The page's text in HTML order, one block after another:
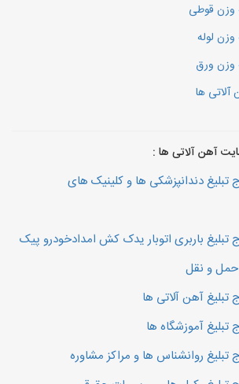
وزن قوطی
وزن لوله
وزن ورق
آلاتی ها
آهن آلاتی ها :
دندانپزشکی ها و کلینیک های
باربری اتوبار یدک کش امدادخودرو پیک
و نقل
آهن آلاتی ها
آموزشگاه ها
روانشناس ها و مراکز مشاوره